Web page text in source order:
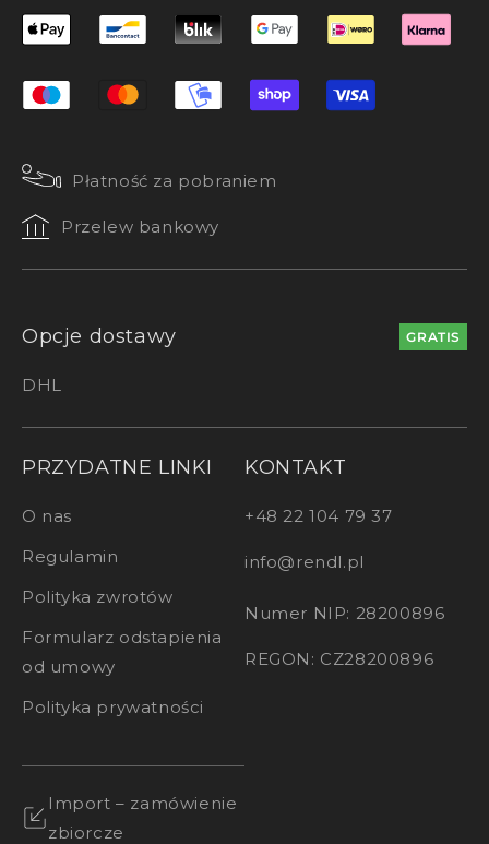
Płatność za pobraniem
Przelew bankowy
Opcje dostawy GRATIS
DHL
PRZYDATNE LINKI
O nas
Regulamin
Polityka zwrotów
Formularz odstapienia
od umowy
Polityka prywatności
Import – zamówienie
zbiorcze
KONTAKT
+48 22 104 79 37
info@rendl.pl
Numer NIP: 28200896
REGON: CZ28200896